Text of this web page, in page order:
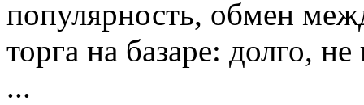
популярность, обмен
торга на базаре: долго,
...